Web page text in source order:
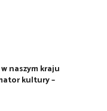
naszym kraju
kultury –